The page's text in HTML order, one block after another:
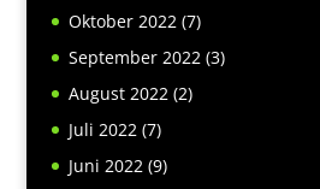
Oktober 2022(7)
September 2022(3)
August 2022(2)
Juli 2022(7)
Juni 2022(9)